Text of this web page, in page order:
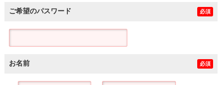
ご希望のパスワード 必須
お名前 必須